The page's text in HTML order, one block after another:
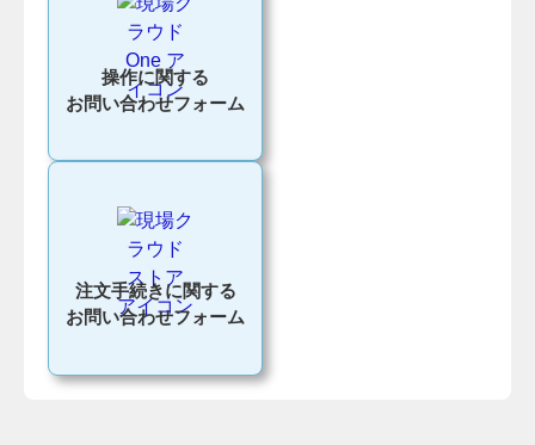
操作に関する
お問い合わせフォーム
注文手続きに関する
お問い合わせフォーム